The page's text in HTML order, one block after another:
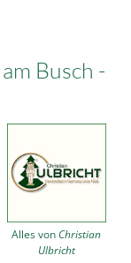
Busch -
Alles von Christian
Ulbricht